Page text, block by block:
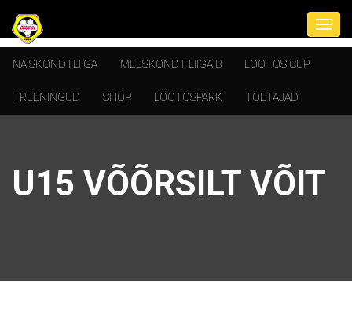
NAISKOND I LIIGA MEESKOND II LIIGA B LOOTOS CUP
TREENINGUD SHOP LOOTOSPARK TOETAJAD
U15 VÕÕRSILT VÕIT